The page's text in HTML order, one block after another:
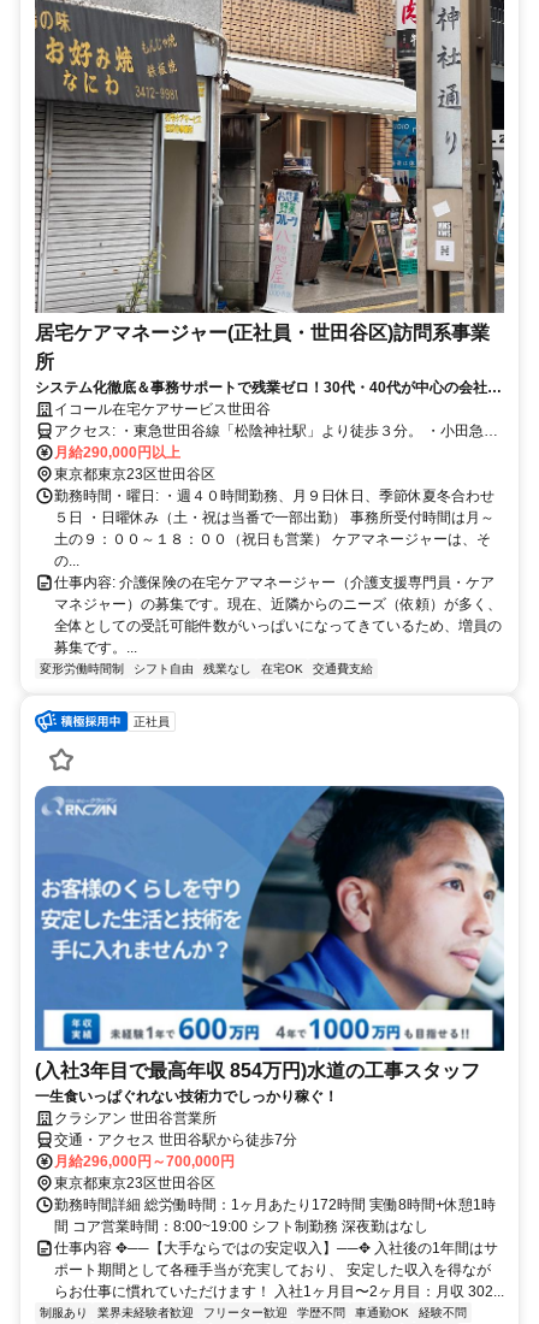
居宅ケアマネージャー(正社員・世田谷区)訪問系事業
所
システム化徹底＆事務サポートで残業ゼロ！30代・40代が中心の会社で
す。イコール在宅ケアサービス世田谷
アクセス: ・東急世田谷線「松陰神社駅」より徒歩３分。 ・小田急バ
ス、東急バス「松陰神社前バス停」より徒歩０分。
月給290,000円以上
東京都東京23区世田谷区
勤務時間・曜日: ・週４０時間勤務、月９日休日、季節休夏冬合わせ
５日 ・日曜休み（土・祝は当番で一部出勤） 事務所受付時間は月～
土の９：００～１８：００（祝日も営業） ケアマネージャーは、そ
の...
仕事内容: 介護保険の在宅ケアマネージャー（介護支援専門員・ケア
マネジャー）の募集です。現在、近隣からのニーズ（依頼）が多く、
全体としての受託可能件数がいっぱいになってきているため、増員の
募集です。...
変形労働時間制 シフト自由 残業なし 在宅OK 交通費支給
正社員
(入社3年目で最高年収 854万円)水道の工事スタッフ
一生食いっぱぐれない技術力でしっかり稼ぐ！
クラシアン 世田谷営業所
交通・アクセス 世田谷駅から徒歩7分
月給296,000円～700,000円
東京都東京23区世田谷区
勤務時間詳細 総労働時間：1ヶ月あたり172時間 実働8時間+休憩1時
間 コア営業時間：8:00~19:00 シフト制勤務 深夜勤はなし
仕事内容 ✥──【大手ならではの安定収入】──✥ 入社後の1年間はサ
ポート期間として各種手当が充実しており、 安定した収入を得なが
らお仕事に慣れていただけます！ 入社1ヶ月目〜2ヶ月目：月収 302...
制服あり 業界未経験者歓迎 フリーター歓迎 学歴不問 車通勤OK
経験不問